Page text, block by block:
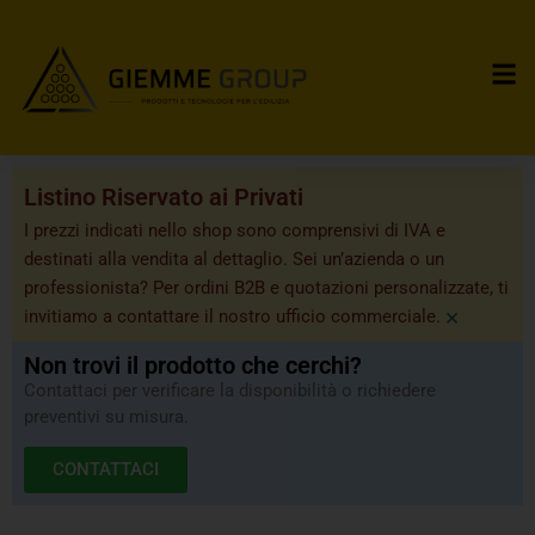
Listino Riservato ai Privati
I prezzi indicati nello shop sono comprensivi di IVA e
destinati alla vendita al dettaglio. Sei un’azienda o un
professionista? Per ordini B2B e quotazioni personalizzate, ti
invitiamo a contattare il nostro ufficio commerciale. ×
Non trovi il prodotto che cerchi?
Contattaci per verificare la disponibilità o richiedere
preventivi su misura.
CONTATTACI